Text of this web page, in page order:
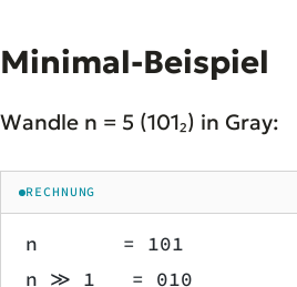
Minimal-Beispiel
Wandle n = 5 (101₂) in Gray:
RECHNUNG
n       = 101
n ≫ 1   = 010